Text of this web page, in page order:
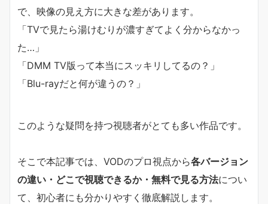
で、映像の見え方に大きな差があります。
「TVで見たら湯けむりが濃すぎてよく分からなかっ
た…」
「DMM TV版って本当にスッキリしてるの？」
「Blu-rayだと何が違うの？」
このような疑問を持つ視聴者がとても多い作品です。
そこで本記事では、VODのプロ視点から各バージョン
の違い・どこで視聴できるか・無料で見る方法につい
て、初心者にも分かりやすく徹底解説します。